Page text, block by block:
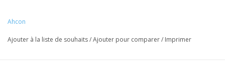
prennent pas trop de place dans l'atelier.
Ahcon
Ajouter à la liste de souhaits/Ajouter pour comparer/ Imprimer